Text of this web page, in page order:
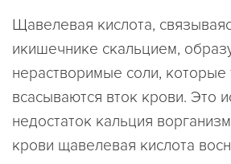
Щавелевая кислота,
икишечнике скальцием,
нерастворимые соли, которые
всасываются вток крови. Это
недостаток кальция
крови щавелевая кислота